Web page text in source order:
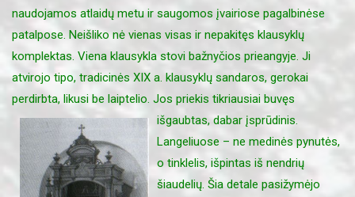
naudojamos atlaidų metu ir saugomos įvairiose pagalbinėse
patalpose. Neišliko nė vienas visas ir nepakitęs klausyklų
komplektas. Viena klausykla stovi bažnyčios prieangyje. Ji
atvirojo tipo, tradicinės XIX a. klausyklų sandaros, gerokai
perdirbta, likusi be laiptelio. Jos priekis tikriausiai buvęs
išgaubtas, dabar įsprūdinis.
Langeliuose – ne medinės pynutės,
o tinklelis, išpintas iš nendrių
šiaudelių. Šia detale pasižymėjo